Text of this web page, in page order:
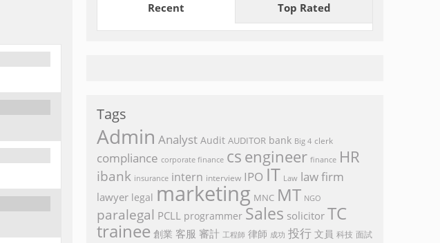
Recent Top Rated
Tags
Admin Analyst Audit AUDITOR bank Big 4 clerk
compliance corporate finance cs engineer finance HR
ibank insurance intern interview IPO IT Law law firm
lawyer legal marketing MNC MT NGO
paralegal PCLL programmer Sales solicitor TC
trainee 創業 客服 審計 工程師 律師 成功 投行 文員 科技 面試